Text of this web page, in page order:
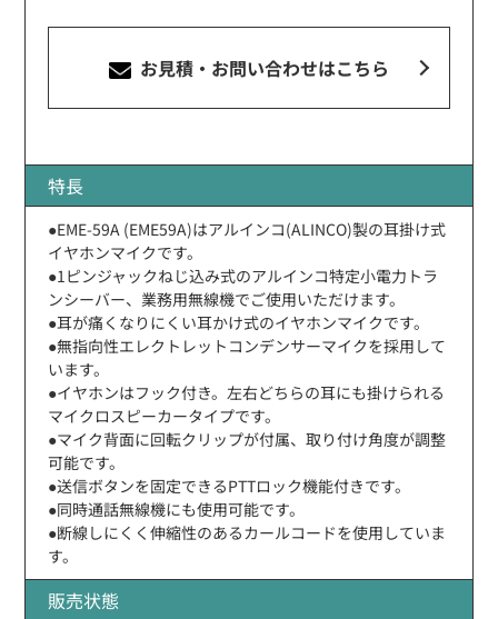
お見積・お問い合わせはこちら
特長
●EME-59A (EME59A)はアルインコ(ALINCO)製の耳掛け式
イヤホンマイクです。
●1ピンジャックねじ込み式のアルインコ特定小電力トラ
ンシーバー、業務用無線機でご使用いただけます。
●耳が痛くなりにくい耳かけ式のイヤホンマイクです。
●無指向性エレクトレットコンデンサーマイクを採用して
います。
●イヤホンはフック付き。左右どちらの耳にも掛けられる
マイクロスピーカータイプです。
●マイク背面に回転クリップが付属、取り付け角度が調整
可能です。
●送信ボタンを固定できるPTTロック機能付きです。
●同時通話無線機にも使用可能です。
●断線しにくく伸縮性のあるカールコードを使用していま
す。
販売状態